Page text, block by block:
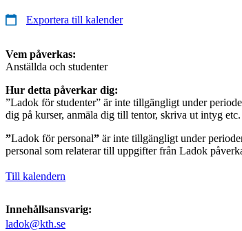
Exportera till kalender
Vem påverkas:
Anställda och studenter
Hur detta påverkar dig:
”Ladok för studenter” är inte tillgängligt under
dig på kurser, anmäla dig till tentor, skriva ut intyg etc.
”Ladok för personal” är inte tillgängligt under
personal som relaterar till uppgifter från Ladok
Till kalendern
Innehållsansvarig:
ladok@kth.se